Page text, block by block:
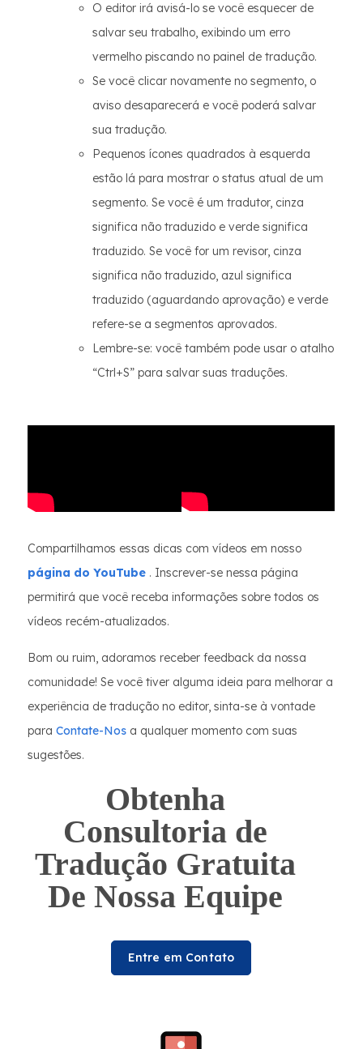
O editor irá avisá-lo se você esquecer de
salvar seu trabalho, exibindo um erro
vermelho piscando no painel de tradução.
Se você clicar novamente no segmento, o
aviso desaparecerá e você poderá salvar
sua tradução.
Pequenos ícones quadrados à esquerda
estão lá para mostrar o status atual de um
segmento. Se você é um tradutor, cinza
significa não traduzido e verde significa
traduzido. Se você for um revisor, cinza
significa não traduzido, azul significa
traduzido (aguardando aprovação) e verde
refere-se a segmentos aprovados.
Lembre-se: você também pode usar o atalho
“Ctrl+S” para salvar suas traduções.
Compartilhamos essas dicas com vídeos em nosso
página do YouTube . Inscrever-se nessa página
permitirá que você receba informações sobre todos os
vídeos recém-atualizados.
Bom ou ruim, adoramos receber feedback da nossa
comunidade! Se você tiver alguma ideia para melhorar a
experiência de tradução no editor, sinta-se à vontade
para Contate-Nos a qualquer momento com suas
sugestões.
Obtenha
Consultoria de
Tradução Gratuita
De Nossa Equipe
Entre em Contato